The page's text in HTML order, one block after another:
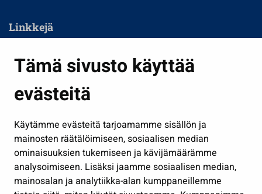
Tämä sivusto käyttää
evästeitä
Käytämme evästeitä tarjoamamme sisällön ja
mainosten räätälöimiseen, sosiaalisen median
ominaisuuksien tukemiseen ja kävijämäärämme
analysoimiseen. Lisäksi jaamme sosiaalisen median,
mainosalan ja analytiikka-alan kumppaneillemme
Linkkejä
Kasvatus ja opetus
Kulttuuri ja liikunta
Työ ja yrittäminen
Osallistu ja asioi
Näytä omat evästeasetukseni